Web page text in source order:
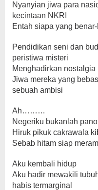
Nyanyian jiwa para
kecintaan NKRI
Entah siapa yang
Pendidikan seni dan
peristiwa misteri
Menghadirkan
Jiwa mereka yang
sebuah ambisi
Ah………
Negeriku bukanlah
Hiruk pikuk cakrawala
Sebab hitam siap
Aku kembali hidup
Aku hadir mewakili
habis termarginal